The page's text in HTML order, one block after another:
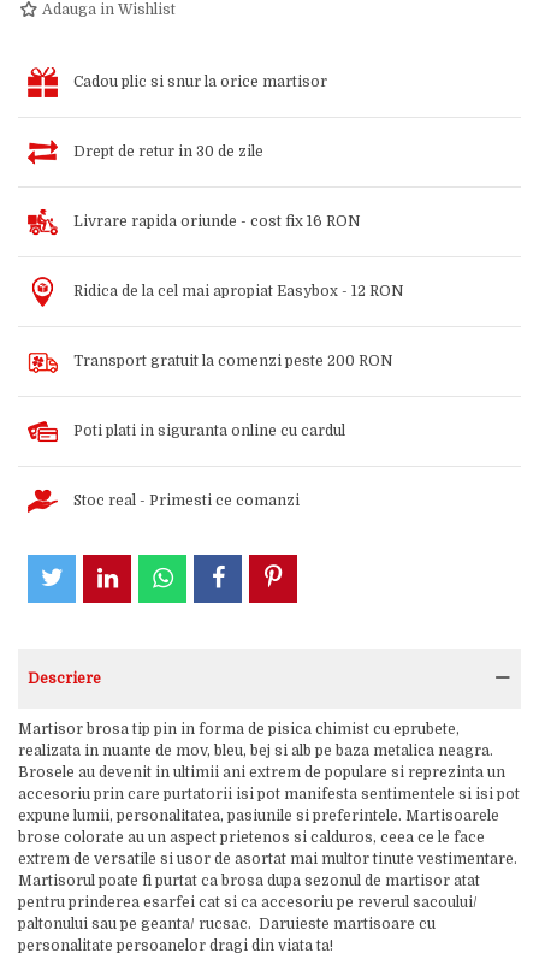
Adauga in Wishlist
Cadou plic si snur la orice martisor
Drept de retur in 30 de zile
Livrare rapida oriunde - cost fix 16 RON
Ridica de la cel mai apropiat Easybox - 12 RON
Transport gratuit la comenzi peste 200 RON
Poti plati in siguranta online cu cardul
Stoc real - Primesti ce comanzi
Descriere
Martisor brosa tip pin in forma de pisica chimist cu eprubete,
realizata in nuante de mov, bleu, bej si alb pe baza metalica neagra.
Brosele au devenit in ultimii ani extrem de populare si reprezinta un
accesoriu prin care purtatorii isi pot manifesta sentimentele si isi pot
expune lumii, personalitatea, pasiunile si preferintele. Martisoarele
brose colorate au un aspect prietenos si calduros, ceea ce le face
extrem de versatile si usor de asortat mai multor tinute vestimentare.
Martisorul poate fi purtat ca brosa dupa sezonul de martisor atat
pentru prinderea esarfei cat si ca accesoriu pe reverul sacoului/
paltonului sau pe geanta/ rucsac. Daruieste martisoare cu
personalitate persoanelor dragi din viata ta!